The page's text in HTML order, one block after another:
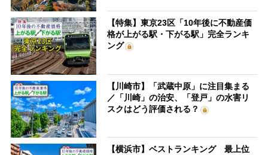
【特集】東京23区「10年後に不動産価
格が上がる駅・下がる駅」完全ランキ
ング
【川崎市】「武蔵中原」に注目集まる
／「川崎」の治安、「登戸」の水害リ
スクはどう評価される？
【横浜市】ベストランキング 最上位